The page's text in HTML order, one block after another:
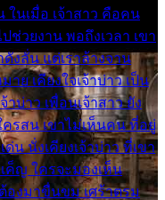
ในเมื่อ เจ้าสาว คือคน
ช่วยงาน พอถึงเวลา เขา
งลั่น แต่เราล้างจาน
ย เคียงใจเจ้าบ่าว เป็น
บ่าว เพื่อนเจ้าสาว ยัง
รสน เขาไม่เห็นคน ที่อยู่
น นั่งเคียงเจ้าบ่าว ที่เขา
เค็ญ ใครจะมองเห็น
องมาขื่นขม เศร้าตรม